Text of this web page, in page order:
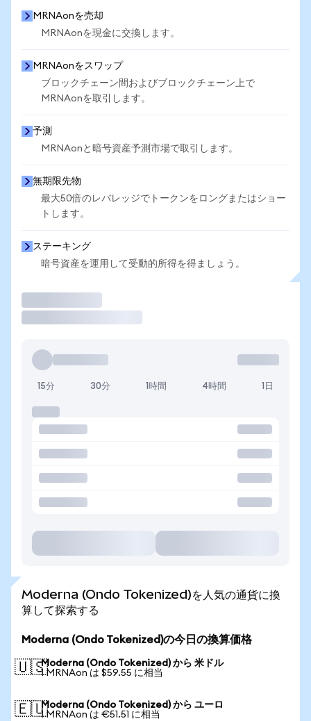
MRNAonを売却
MRNAonを現金に交換します。
MRNAonをスワップ
ブロックチェーン間およびブロックチェーン上で
MRNAonを取引します。
予測
MRNAonと暗号資産予測市場で取引します。
無期限先物
最大50倍のレバレッジでトークンをロングまたはショー
トします。
ステーキング
暗号資産を運用して受動的所得を得ましょう。
15分 30分 1時間 4時間 1日
Moderna (Ondo Tokenized)を人気の通貨に換
算して探索する
Moderna (Ondo Tokenized)の今日の換算価格
🇺🇸Moderna (Ondo Tokenized) から 米ドル
1 MRNAon は $59.55 に相当
🇪🇺Moderna (Ondo Tokenized) から ユーロ
1 MRNAon は €51.51 に相当